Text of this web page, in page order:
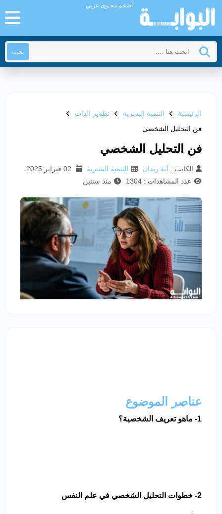
أضخم محتوى عربي
بحث
الرئيسية التنمية البشرية
تطوير الذات
فن التحليل الشخصي
فن التحليل الشخصي
الكاتب : آية زيدان التنمية البشرية
عدد المشاهدات : 1304
منذ سنتين
عناصر الموضوع
1- ماهو تعريف الشخصية؟
2- خطوات التحليل الشخصي في علم النفس